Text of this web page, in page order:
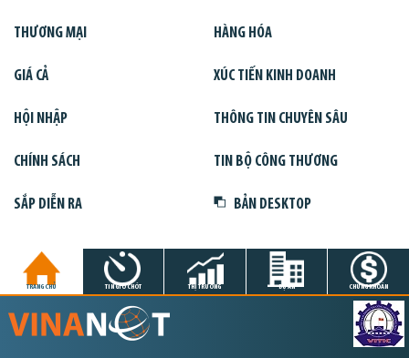
THƯƠNG MẠI HÀNG HÓA
GIÁ CẢ XÚC TIẾN KINH DOANH
HỘI NHẬP THÔNG TIN CHUYÊN SÂU
CHÍNH SÁCH TIN BỘ CÔNG THƯƠNG
SẮP DIỄN RA BẢN DESKTOP
TRANG CHỦ TIN GIỜ CHÓT THỊ TRƯỜNG DỰ ÁN CHỨNG KHOÁN